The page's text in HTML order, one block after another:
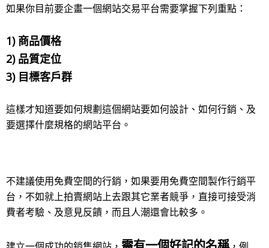
如果你目前要企畫一個網站交易平台需要掌握下列重點：
1) 商品價格
2) 品質定位
3) 目標客戶群
這樣才知道要如何規劃這個網站要如何設計、如何行銷、及
要選擇什麼規格的網站平台。
不建議使用免費空間的行銷，如果要用免費空間製作行銷平
台，不如就上拍賣網站上去跟其它業者競爭，直接可接受消
費者考驗、及意見反饋，而且人潮還會比較多。